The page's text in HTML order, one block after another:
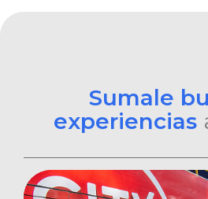
Sumale
experiencias